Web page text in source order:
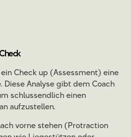
Check up (Assessment) eine
Diese Analyse gibt dem Coach
schlussendlich einen
aufzustellen.
vorne stehen (Protraction